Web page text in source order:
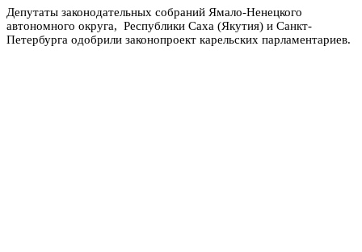
Депутаты законодательных собраний Ямало-Ненецкого
автономного округа, Республики Саха (Якутия) и Санкт-
Петербурга одобрили законопроект карельских парламентариев.